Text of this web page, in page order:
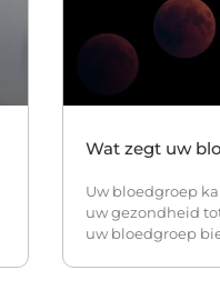
Wat zegt uw
Uw bloedgroep
uw gezondheid
uw bloedgroep